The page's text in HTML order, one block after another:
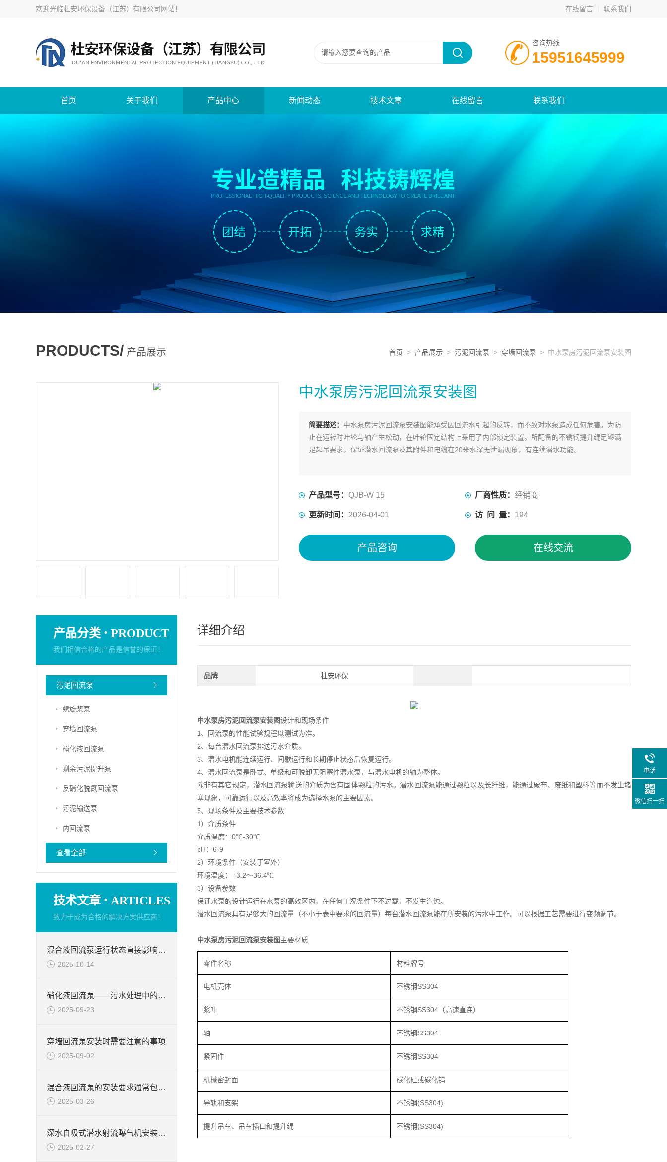
欢迎光临杜安环保设备（江苏）有限公司网站！ 在线留言 联系我们
咨询热线
15951645999
首页 关于我们 产品中心 新闻动态 技术文章 在线留言 联系我们
PRODUCTS/ 产品展示 首页 > 产品展示 > 污泥回流泵 > 穿墙回流泵 > 中水泵房污泥回流泵安装图
中水泵房污泥回流泵安装图
简要描述： 中水泵房污泥回流泵安装图能承受因回流水引起的反转，而不致对水泵造成任何危害。为防
止在运转时叶轮与轴产生松动，在叶轮固定结构上采用了内部锁定装置。所配备的不锈钢提升绳足够满
足起吊要求。保证潜水回流泵及其附件和电缆在20米水深无泄漏现象，有连续潜水功能。
产品型号： QJB-W 15 厂商性质： 经销商
更新时间： 2026-04-01 访 问 量： 194
产品咨询 在线交流
产品分类 · PRODUCT
我们相信合格的产品是信誉的保证！
污泥回流泵
螺旋桨泵
穿墙回流泵
硝化液回流泵
剩余污泥提升泵
反硝化脱氮回流泵
污泥输送泵
内回流泵
查看全部
技术文章 · ARTICLES
致力于成为合格的解决方案供应商！
混合液回流泵运行状态直接影响整个工艺流程的稳定性与效率
2025-10-14
硝化液回流泵——污水处理中的关键角色
2025-09-23
穿墙回流泵安装时需要注意的事项
2025-09-02
混合液回流泵的安装要求通常包括以下几个方面
2025-03-26
深水自吸式潜水射流曝气机安装简介
2025-02-27
详细介绍
品牌 杜安环保
中水泵房污泥回流泵安装图设计和现场条件
1、回流泵的性能试验规程以测试为准。
2、每台潜水回流泵排送污水介质。
3、潜水电机能连续运行、间歇运行和长期停止状态后恢复运行。
4、潜水回流泵是卧式、单级和可脱卸无阻塞性潜水泵，与潜水电机的轴为整体。
除非有其它规定，潜水回流泵输送的介质为含有固体颗粒的污水。潜水回流泵能通过颗粒以及长纤维，能通过破布、废纸和塑料等而不发生堵
塞现象，可靠运行以及高效率将成为选择水泵的主要因素。
5、现场条件及主要技术参数
1）介质条件
介质温度：0℃-30℃
pH：6-9
2）环境条件（安装于室外）
环境温度： -3.2～36.4℃
3）设备参数
保证水泵的设计运行在水泵的高效区内，在任何工况条件下不过载，不发生汽蚀。
潜水回流泵具有足够大的回流量（不小于表中要求的回流量）每台潜水回流泵能在所安装的污水中工作。可以根据工艺需要进行变频调节。
中水泵房污泥回流泵安装图主要材质
零件名称 材料牌号
电机壳体 不锈钢SS304
浆叶 不锈钢SS304（高速直连）
轴 不锈钢SS304
紧固件 不锈钢SS304
机械密封面 碳化硅或碳化钨
导轨和支架 不锈钢(SS304)
提升吊车、吊车插口和提升绳 不锈钢(SS304)
电话
微信扫一扫